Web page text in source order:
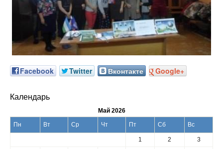
Facebook Twitter Вконтакте Google+
Календарь
Май 2026
Пн
Вт Ср Чт Пт Сб Вс
1 2
3